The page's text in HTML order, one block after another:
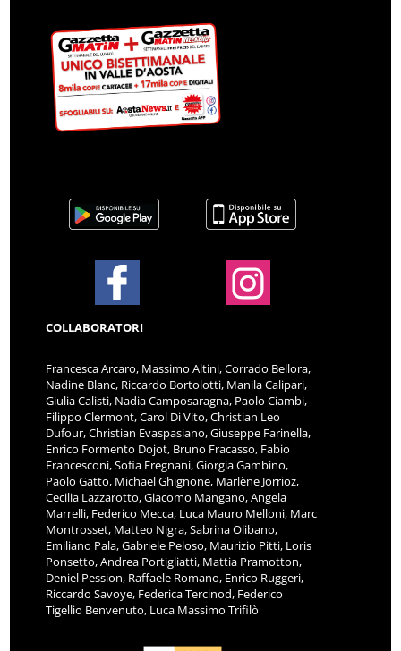
COLLABORATORI
Francesca Arcaro, Massimo Altini, Corrado Bellora,
Nadine Blanc, Riccardo Bortolotti, Manila Calipari,
Giulia Calisti, Nadia Camposaragna, Paolo Ciambi,
Filippo Clermont, Carol Di Vito, Christian Leo
Dufour, Christian Evaspasiano, Giuseppe Farinella,
Enrico Formento Dojot, Bruno Fracasso, Fabio
Francesconi, Sofia Fregnani, Giorgia Gambino,
Paolo Gatto, Michael Ghignone, Marlène Jorrioz,
Cecilia Lazzarotto, Giacomo Mangano, Angela
Marrelli, Federico Mecca, Luca Mauro Melloni, Marc
Montrosset, Matteo Nigra, Sabrina Olibano,
Emiliano Pala, Gabriele Peloso, Maurizio Pitti, Loris
Ponsetto, Andrea Portigliatti, Mattia Pramotton,
Deniel Pession, Raffaele Romano, Enrico Ruggeri,
Riccardo Savoye, Federica Tercinod, Federico
Tigellio Benvenuto, Luca Massimo Trifilò